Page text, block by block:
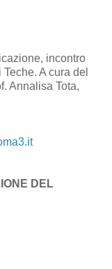
incontro
A cura del
Annalisa Tota,
DEL